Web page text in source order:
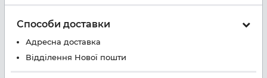
Способи доставки
Адресна доставка
Відділення Нової пошти